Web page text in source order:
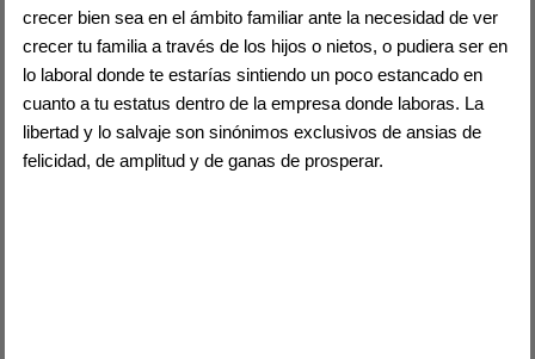
crecer bien sea en el ámbito familiar ante la necesidad de ver
crecer tu familia a través de los hijos o nietos, o pudiera ser en
lo laboral donde te estarías sintiendo un poco estancado en
cuanto a tu estatus dentro de la empresa donde laboras. La
libertad y lo salvaje son sinónimos exclusivos de ansias de
felicidad, de amplitud y de ganas de prosperar.